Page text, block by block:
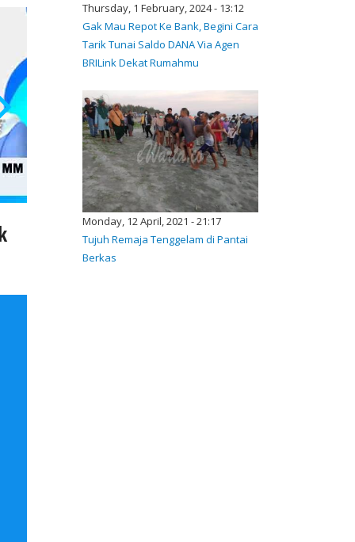
Thursday, 1 February, 2024 - 13:12
Gak Mau Repot Ke Bank, Begini Cara
Tarik Tunai Saldo DANA Via Agen
BRILink Dekat Rumahmu
Monday, 12 April, 2021 - 21:17
Tujuh Remaja Tenggelam di Pantai
Berkas